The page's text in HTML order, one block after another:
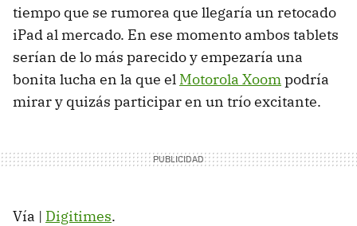
tiempo que se rumorea que llegaría un retocado
iPad al mercado. En ese momento ambos tablets
serían de lo más parecido y empezaría una
bonita lucha en la que el Motorola Xoompodría
mirar y quizás participar en un trío excitante.
Vía | Digitimes.